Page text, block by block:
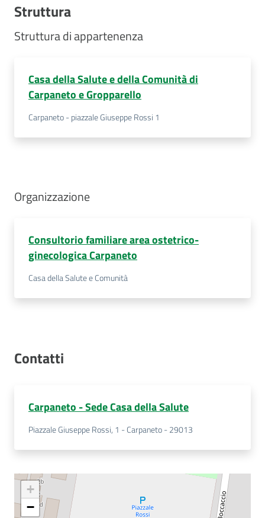
ed Enti
Seguici
Struttura
Struttura di appartenenza
Casa della Salute e della Comunità di
Carpaneto e Gropparello
Carpaneto - piazzale Giuseppe Rossi 1
Organizzazione
Consultorio familiare area ostetrico-
ginecologica Carpaneto
Casa della Salute e Comunità
Contatti
Carpaneto - Sede Casa della Salute
Piazzale Giuseppe Rossi, 1 - Carpaneto - 29013
+
−